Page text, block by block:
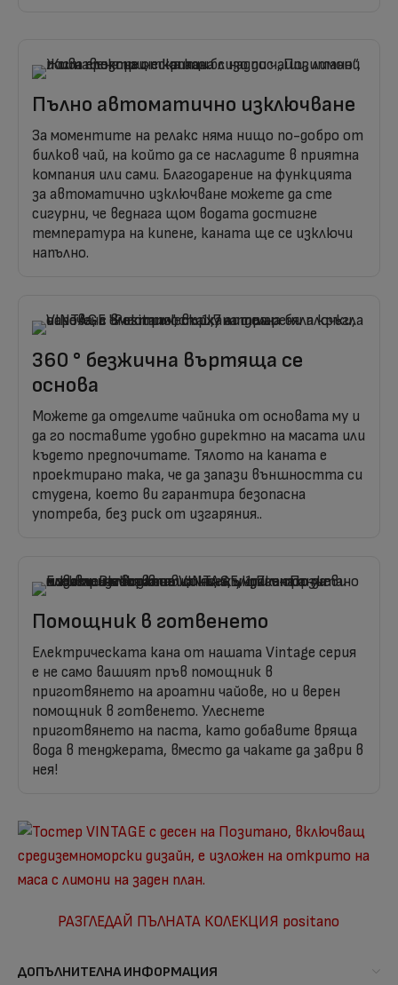
Помощник в готвенето
Електрическата кана от нашата Vintage серия
е не само вашият пръв помощник в
приготвянето на ароатни чайове, но и верен
помощник в готвенето. Улеснете
приготвянето на паста, като добавите вряща
вода в тенджерата, вместо да чакате да заври в
нея!
360 ° безжична въртяща се
основа
Можете да отделите чайника от основата му и
да го поставите удобно директно на масата или
където предпочитате. Тялото на каната е
проектирано така, че да запази външността си
студена, което ви гарантира безопасна
употреба, без риск от изгаряния..
Пълно автоматично изключване
За моментите на релакс няма нищо по-добро от
билков чай, на който да се насладите в приятна
компания или сами. Благодарение на функцията
за автоматично изключване можете да сте
сигурни, че веднага щом водата достигне
температура на кипене, каната ще се изключи
напълно.
РАЗГЛЕДАЙ ПЪЛНАТА КОЛЕКЦИЯ positano
ДОПЪЛНИТЕЛНА ИНФОРМАЦИЯ